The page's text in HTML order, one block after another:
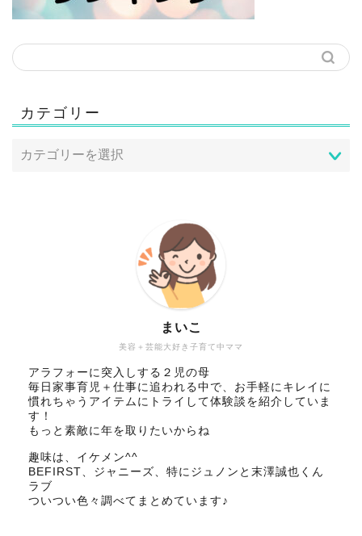
カテゴリー
美容＋芸能大好き子育て中ママ
まいこ
アラフォーに突入しする２児の母
毎日家事育児＋仕事に追われる中で、お手軽にキレイに
慣れちゃうアイテムにトライして体験談を紹介していま
す！
もっと素敵に年を取りたいからね
趣味は、イケメン^^
BEFIRST、ジャニーズ、特にジュノンと末澤誠也くん
ラブ
ついつい色々調べてまとめています♪